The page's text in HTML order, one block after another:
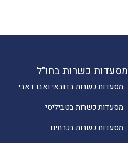
מסעדות כשרות בחו"ל
מסעדות כשרות בדובאי ואבו דאבי
מסעדות כשרות בטביליסי
מסעדות כשרות בכרתים